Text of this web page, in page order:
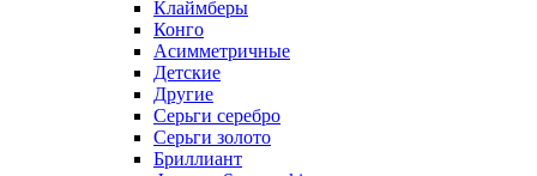
Клаймберы
Конго
Асимметричные
Детские
Другие
Серьги серебро
Серьги золото
Бриллиант